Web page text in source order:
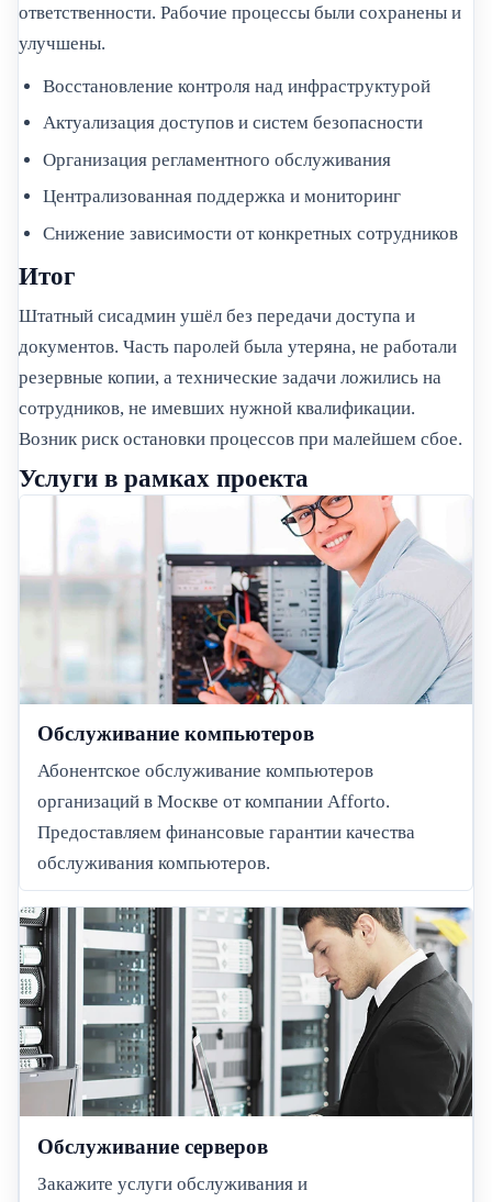
ответственности. Рабочие процессы были сохранены и
улучшены.
Восстановление контроля над инфраструктурой
Актуализация доступов и систем безопасности
Организация регламентного обслуживания
Централизованная поддержка и мониторинг
Снижение зависимости от конкретных сотрудников
Итог
Штатный сисадмин ушёл без передачи доступа и
документов. Часть паролей была утеряна, не работали
резервные копии, а технические задачи ложились на
сотрудников, не имевших нужной квалификации.
Возник риск остановки процессов при малейшем сбое.
Услуги в рамках проекта
Обслуживание компьютеров
Абонентское обслуживание компьютеров
организаций в Москве от компании Afforto.
Предоставляем финансовые гарантии качества
обслуживания компьютеров.
Обслуживание серверов
Закажите услуги обслуживания и